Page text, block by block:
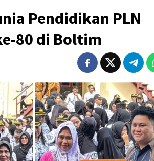
Pendidikan PLN
80 di Boltim